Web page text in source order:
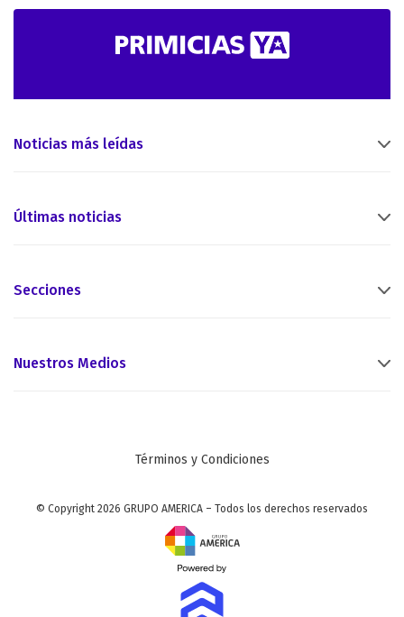
Noticias más leídas
Últimas noticias
Secciones
Nuestros Medios
Términos y Condiciones
© Copyright 2026 GRUPO AMERICA – Todos los derechos reservados